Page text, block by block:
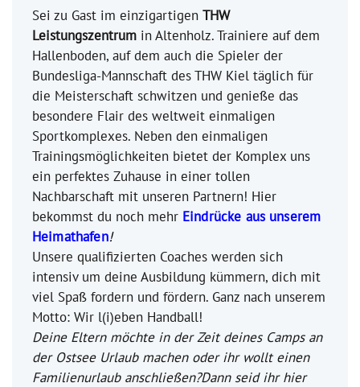
Sei zu Gast im einzigartigen THW
Leistungszentrum in Altenholz. Trainiere auf dem
Hallenboden, auf dem auch die Spieler der
Bundesliga-Mannschaft des THW Kiel täglich für
die Meisterschaft schwitzen und genieße das
besondere Flair des weltweit einmaligen
Sportkomplexes. Neben den einmaligen
Trainingsmöglichkeiten bietet der Komplex uns
ein perfektes Zuhause in einer tollen
Nachbarschaft mit unseren Partnern! Hier
bekommst du noch mehr Eindrücke aus unserem
Heimathafen!
Unsere qualifizierten Coaches werden sich
intensiv um deine Ausbildung kümmern, dich mit
viel Spaß fordern und fördern. Ganz nach unserem
Motto: Wir l(i)eben Handball!
Deine Eltern möchte in der Zeit deines Camps an
der Ostsee Urlaub machen oder ihr wollt einen
Familienurlaub anschließen?Dann seid ihr hier